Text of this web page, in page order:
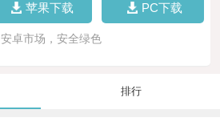
苹果下载 PC下载
安卓市场，安全绿色
排行